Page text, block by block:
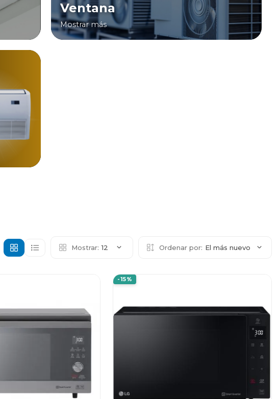
Ventana
Mostrar más
Mostrar: 12 Ordenar por: El más nuevo
-15%